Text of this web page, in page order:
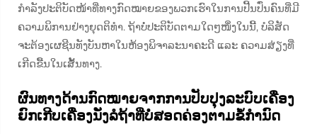
ກຳລັງປະຕິບັດໜ້າທີ່ທາງກົດໝາຍຂອງພວກເຮົາໃນການປີ້ນປົ່ນຄົນທີ່ມີ
ຄວາມພິການຢ່າງຍຸດຕິທຳ. ຖ້າບໍ່ປະຕິບັດຕາມໃດໆໜຶ່ງໃນນີ້, ບໍລິສັດ
ຈະຕ້ອງເຜຊີນທັງບັນຫາໃນຫ້ອງພິຈາລະນາຄະດີ ແລະ ຄວາມສ່ຽງທີ່
ເກີດຂື້ນໃນເສັ້ນທາງ.
ຜົນທາງດ້ານກົດໝາຍຈາກການປັບປຸງລະບົບເຄື່ອງ
ຍົກເກີບເຄື່ອງນັ່ງລໍຖ້າທີ່ບໍ່ສອດຄ່ອງຕາມຂໍ້ກຳນົດ